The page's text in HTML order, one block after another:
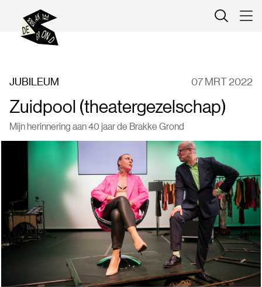
JUBILEUM 07 MRT 2022
Zuidpool (theatergezelschap)
Mijn herinnering aan 40 jaar de Brakke Grond